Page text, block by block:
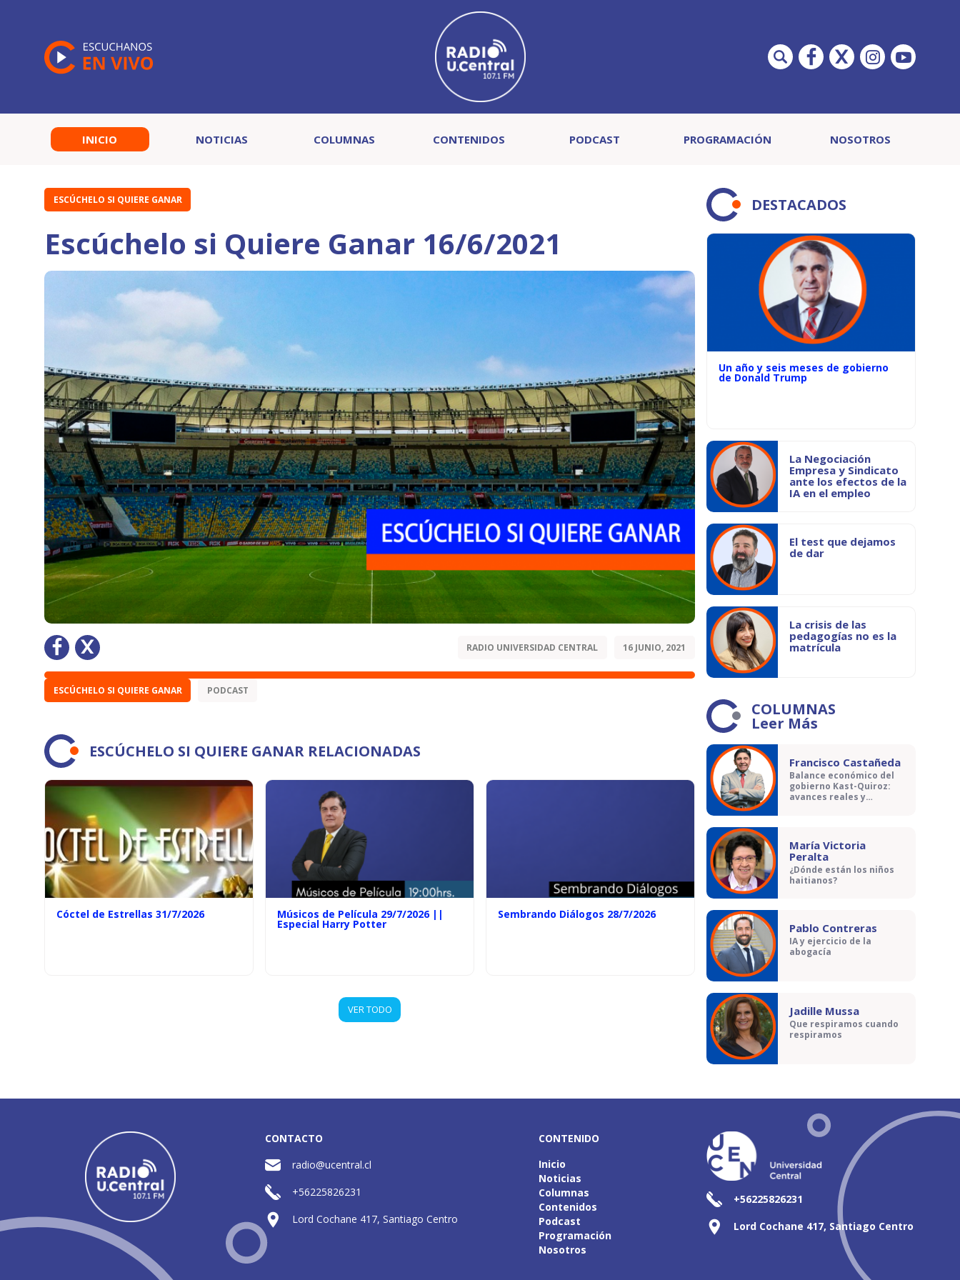
INICIO NOTICIAS COLUMNAS CONTENIDOS PODCAST PROGRAMACIÓN NOSOTROS
ESCÚCHELO SI QUIERE GANAR
Escúchelo si Quiere Ganar 16/6/2021
RADIO UNIVERSIDAD CENTRAL 16 JUNIO, 2021
ESCÚCHELO SI QUIERE GANAR PODCAST
ESCÚCHELO SI QUIERE GANAR RELACIONADAS
Cóctel de Estrellas 31/7/2026 Músicos de Película 29/7/2026 ||
Especial Harry Potter
Sembrando Diálogos 28/7/2026
VER TODO
DESTACADOS
Un año y seis meses de gobierno
de Donald Trump
La Negociación
Empresa y Sindicato
ante los efectos de la
IA en el empleo
El test que dejamos
de dar
La crisis de las
pedagogías no es la
matrícula
COLUMNAS
Leer Más
Francisco Castañeda
Balance económico del
gobierno Kast-Quiroz:
avances reales y
María Victoria
Peralta
¿Dónde están los niños
haitianos?
Pablo Contreras
IA y ejercicio de la
abogacía
Jadille Mussa
Que respiramos cuando
respiramos
CONTACTO
radio@ucentral.cl
+56225826231
Lord Cochane 417, Santiago Centro
CONTENIDO
Inicio
Noticias
Columnas
Contenidos
Podcast
Programación
Nosotros
+56225826231
Lord Cochane 417, Santiago Centro